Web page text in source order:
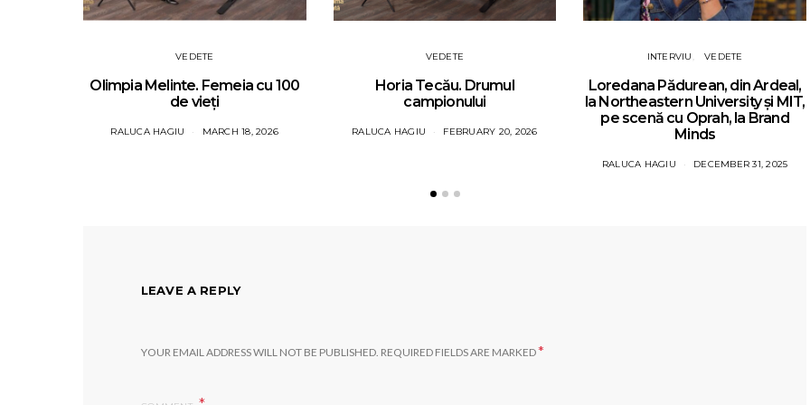
VEDETE
Olimpia Melinte. Femeia cu 100
de vieți
RALUCA HAGIU MARCH 18, 2026
VEDETE
Horia Tecău. Drumul
campionului
RALUCA HAGIU FEBRUARY 20, 2026
INTERVIU VEDETE
Loredana Pădurean, din Ardeal,
la Northeastern University și MIT,
pe scenă cu Oprah, la Brand
Minds
RALUCA HAGIU DECEMBER 31, 2025
LEAVE A REPLY
YOUR EMAIL ADDRESS WILL NOT BE PUBLISHED. REQUIRED FIELDS ARE MARKED*